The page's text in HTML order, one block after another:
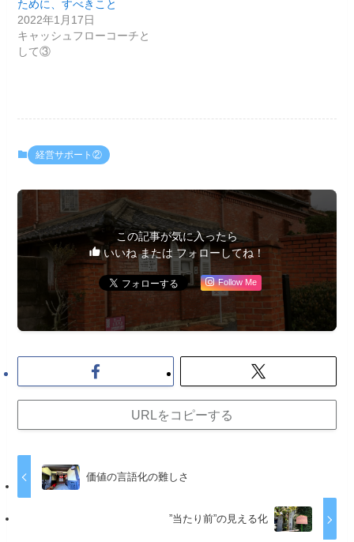
ために、すべきこと
2022年1月17日
キャッシュフローコーチと
して③
経営サポート②
この記事が気に入ったら
いいね または フォローしてね！
Follow Me
URLをコピーする
価値の言語化の難しさ
”当たり前”の見える化